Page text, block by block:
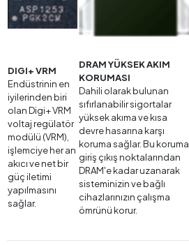
DIGI+ VRM
Endüstrinin en
iyilerinden biri
olan Digi+ VRM
voltaj regülatör
modülü (VRM),
işlemciye her an
akıcı ve net bir
güç iletimi
yapılmasını
sağlar.
DRAM YÜKSEK AKIM
KORUMASI
Dahili olarak bulunan
sıfırlanabilir sigortalar
yüksek akıma ve kısa
devre hasarına karşı
koruma sağlar. Bu koruma,
giriş çıkış noktalarından
DRAM'e kadar uzanarak
sisteminizin ve bağlı
cihazlarınızın çalışma
ömrünü korur.